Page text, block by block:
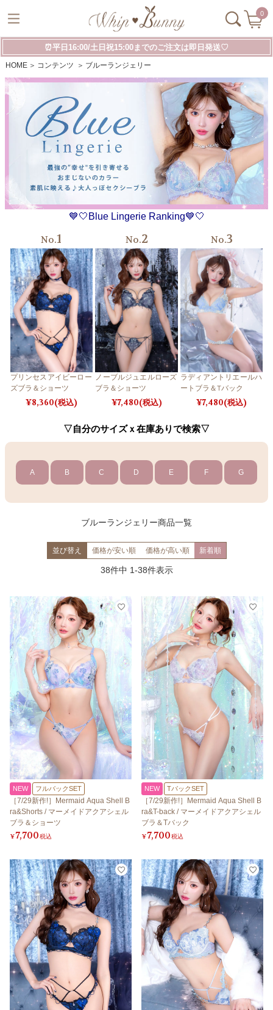
0
⏰平日16:00/土日祝15:00までのご注文は即日発送♡
HOME コンテンツ ブルーランジェリー
💙🤍Blue Lingerie Ranking💙🤍
No.1
プリンセスアイビーロー
ズブラ＆ショーツ
8,360(税込)
No.2
ノーブルジュエルローズ
ブラ＆ショーツ
7,480(税込)
No.3
ラディアントリエールハ
ートブラ＆Tバック
7,480(税込)
▽自分のサイズｘ在庫ありで検索▽
A B C D E F G
ブルーランジェリー商品一覧
並び替え 価格が安い順 価格が高い順 新着順
38件中 1-38件表示
NEW フルバックSET
［7/29新作!］Mermaid Aqua Shell B
ra&Shorts / マーメイドアクアシェル
ブラ＆ショーツ
¥7,700税込
NEW TバックSET
［7/29新作!］Mermaid Aqua Shell B
ra&T-back / マーメイドアクアシェル
ブラ＆Tバック
¥7,700税込